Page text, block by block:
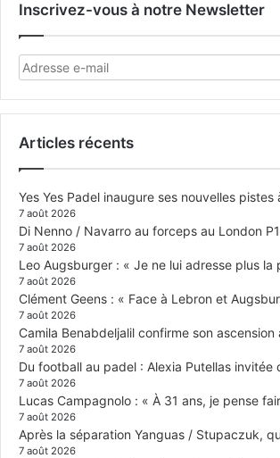
Inscrivez-vous à notre Newsletter
Articles récents
Yes Yes Padel inaugure ses nouvelles
7 août 2026
Di Nenno / Navarro au forceps au London
7 août 2026
Leo Augsburger : « Je ne lui adresse plus
7 août 2026
Clément Geens : « Face à Lebron et
7 août 2026
Camila Benabdeljalil confirme son
7 août 2026
Du football au padel : Alexia Putellas invitée
7 août 2026
Lucas Campagnolo : « À 31 ans, je pense
7 août 2026
Après la séparation Yanguas / Stupaczuk,
7 août 2026